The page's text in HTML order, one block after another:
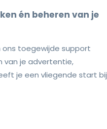
én beheren van je
ons toegewijde support
van je advertentie,
je een vliegende start bij